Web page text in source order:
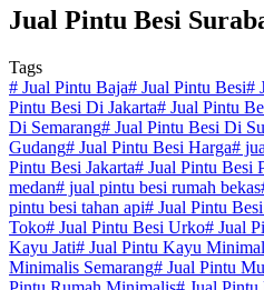
Jual Pintu Besi
Tags
# Jual Pintu Baja# Jual Pintu Besi#
Pintu Besi Di Jakarta# Jual Pintu
Di Semarang# Jual Pintu Besi Di
Gudang# Jual Pintu Besi Harga#
Pintu Besi Jakarta# Jual Pintu Besi
medan# jual pintu besi rumah bekas
pintu besi tahan api# Jual Pintu
Toko# Jual Pintu Besi Urko# Jual
Kayu Jati# Jual Pintu Kayu
Minimalis Semarang# Jual Pintu